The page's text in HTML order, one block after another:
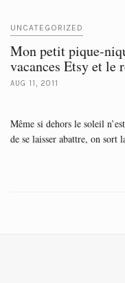
UNCATEGORIZED
Mon petit pique-
vacances Etsy et le
AUG 11, 2011
Même si dehors le soleil
de se laisser abattre, on sort